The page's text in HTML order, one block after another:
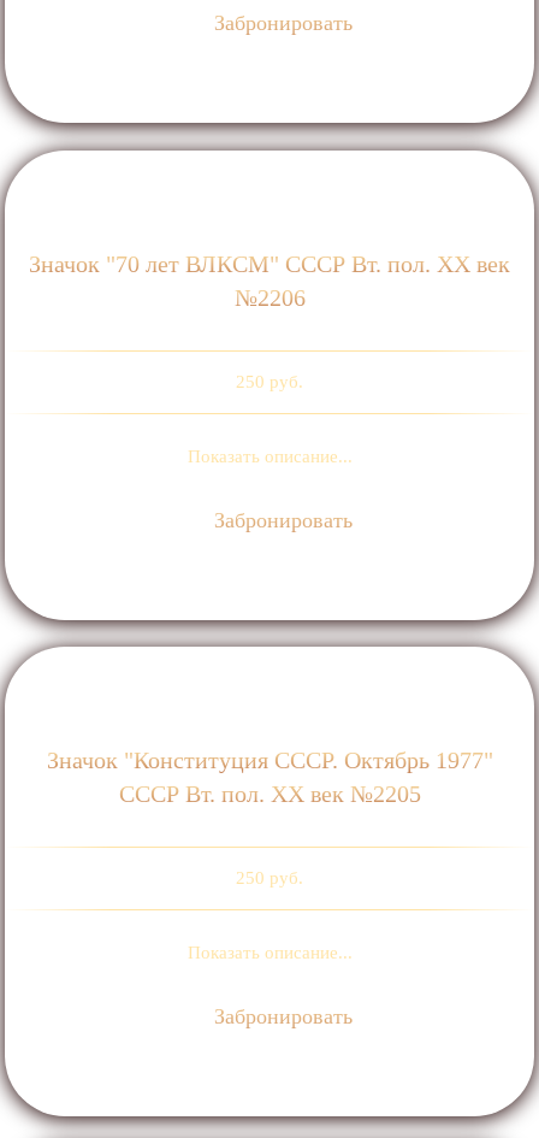
Забронировать
Значок "70 лет ВЛКСМ" СССР Вт. пол. ХХ век
№2206
250 руб.
Показать описание...
Забронировать
Значок "Конституция СССР. Октябрь 1977"
СССР Вт. пол. ХХ век №2205
250 руб.
Показать описание...
Забронировать